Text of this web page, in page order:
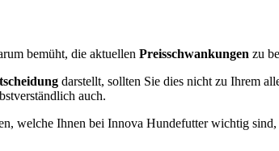
bemüht, die aktuellen Preisschwankungen zu
darstellt, sollten Sie dies nicht zu Ihrem
auch.
welche Ihnen bei Innova Hundefutter wichtig